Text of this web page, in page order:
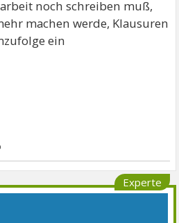
noch schreiben muß,
machen werde, Klausuren
ein
Experte